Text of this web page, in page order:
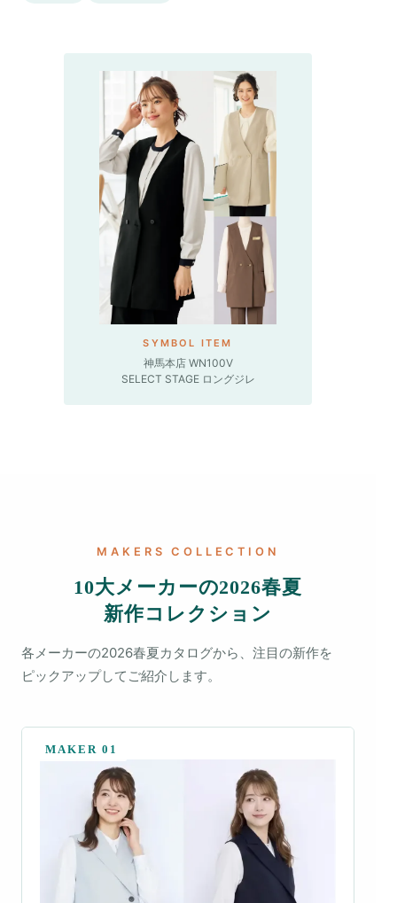
SYMBOL ITEM
神馬本店 WN100V
SELECT STAGE ロングジレ
MAKERS COLLECTION
10大メーカーの2026春夏
新作コレクション
各メーカーの2026春夏カタログから、注目の新作を
ピックアップしてご紹介します。
MAKER 01